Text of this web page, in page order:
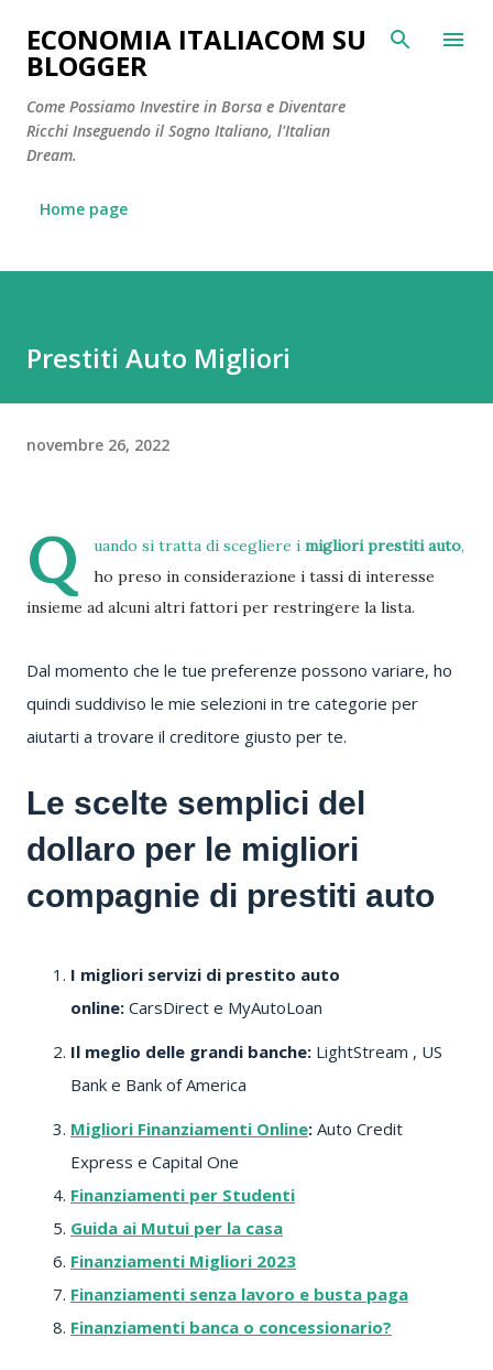
ECONOMIA ITALIACOM SU
BLOGGER
Come Possiamo Investire in Borsa e Diventare
Ricchi Inseguendo il Sogno Italiano, l'Italian
Dream.
Home page
Prestiti Auto Migliori
novembre 26, 2022
Q uando si tratta di scegliere i migliori prestiti auto,
ho preso in considerazione i tassi di interesse
insieme ad alcuni altri fattori per restringere la lista.
Dal momento che le tue preferenze possono variare, ho
quindi suddiviso le mie selezioni in tre categorie per
aiutarti a trovare il creditore giusto per te.
Le scelte semplici del
dollaro per le migliori
compagnie di prestiti auto
I migliori servizi di prestito auto
online: CarsDirect e MyAutoLoan
Il meglio delle grandi banche: LightStream , US
Bank e Bank of America
Migliori Finanziamenti Online: Auto Credit
Express e Capital One
Finanziamenti per Studenti
Guida ai Mutui per la casa
Finanziamenti Migliori 2023
Finanziamenti senza lavoro e busta paga
Finanziamenti banca o concessionario?